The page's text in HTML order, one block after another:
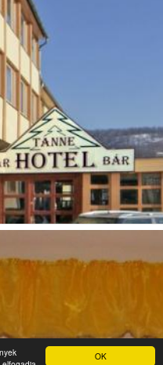
OK
Budapest, Kresz Géza
u. 1.
Hotelek • SZÉP-
kártya:
• Kutyabarát:
Megnézem
Tanne Hotel Kft.